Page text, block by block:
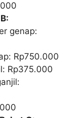
genap:
Rp750.000
Rp375.000